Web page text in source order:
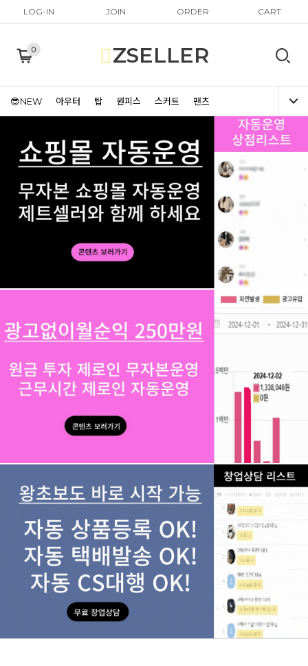
LOG-IN JOIN ORDER CART
0 ZSELLER
😎NEW 아우터 탑 원피스 스커트 팬츠